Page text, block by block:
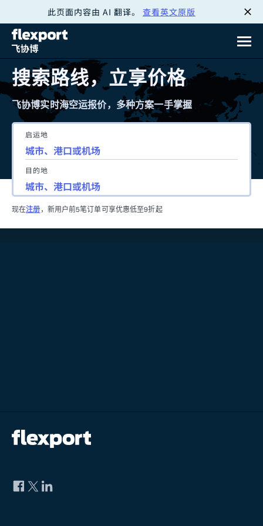
此页面内容由 AI 翻译。 查看英文原版
搜索路线，立享价格
飞协博实时海空运报价，多种方案一手掌握
启运地
目的地
现在注册 ，新用户前5笔订单可享优惠低至9折起